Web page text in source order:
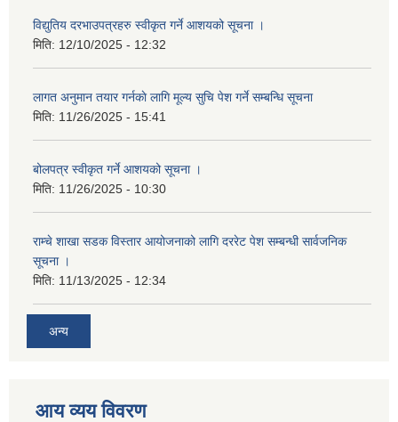
विद्युतिय दरभाउपत्रहरु स्वीकृत गर्ने आशयको सूचना ।
मिति: 12/10/2025 - 12:32
लागत अनुमान तयार गर्नकाे लागि मूल्य सुचि पेश गर्ने सम्बन्धि सूचना
मिति: 11/26/2025 - 15:41
बोलपत्र स्वीकृत गर्ने आशयको सूचना ।
मिति: 11/26/2025 - 10:30
राम्चे शाखा सडक विस्तार आयोजनाको लागि दररेट पेश सम्बन्धी सार्वजनिक
सूचना ।
मिति: 11/13/2025 - 12:34
अन्य
आय व्यय विवरण